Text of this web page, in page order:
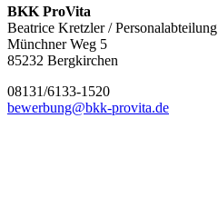
BKK ProVita
Beatrice Kretzler / Personalabteilung
Münchner Weg 5
85232 Bergkirchen
08131/6133-1520
bewerbung@bkk-provita.de